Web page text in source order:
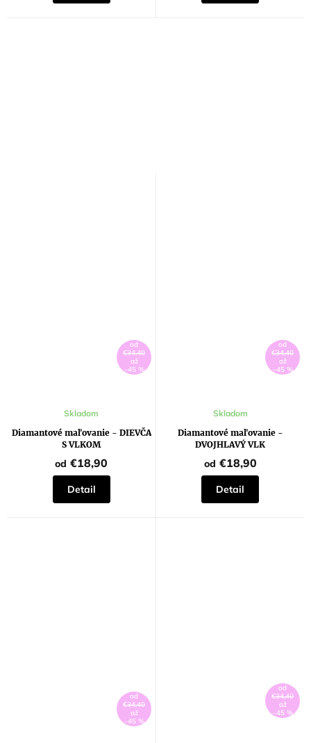
od
€34,40
až
–45 %
Diamantové maľovanie - DIEVČA
S VLKOM
Skladom
od €18,90
Detail
od
€34,40
až
–45 %
Diamantové maľovanie -
DVOJHLAVÝ VLK
Skladom
od €18,90
Detail
od
€34,40
až
–45 %
od
€34,40
až
–45 %